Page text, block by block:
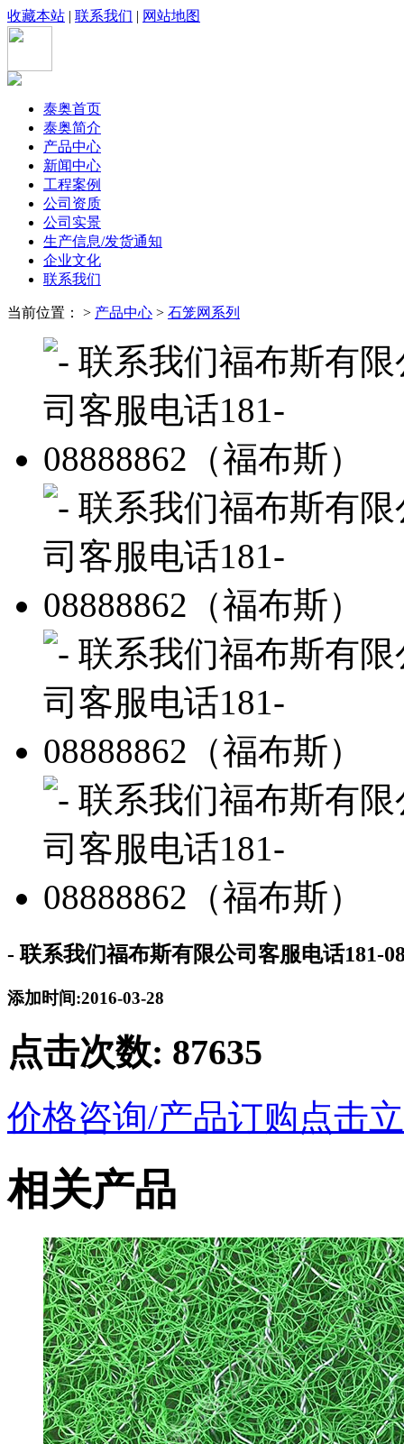
收藏本站 | 联系我们 | 网站地图
泰奥首页
泰奥简介
产品中心
新闻中心
工程案例
公司资质
公司实景
生产信息/发货通知
企业文化
联系我们
当前位置： > 产品中心 > 石笼网系列
- 联系我们福布斯有限公司客服电话181-
添加时间:2016-03-28
点击次数: 87635
价格咨询/产品订购点击
相关产品